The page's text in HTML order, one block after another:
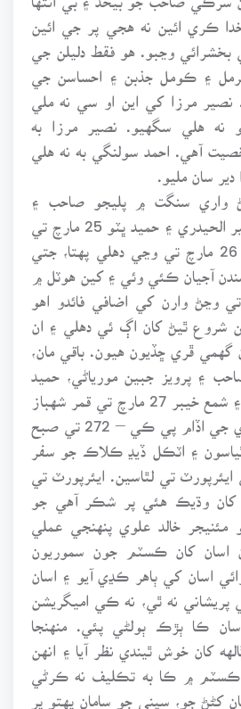
ڪري ائين نه هجي پر جي ائين
بخشرائي وڃبو. هو فقط دليلن جي
نرمل ۽ ڪومل جذبن ۽ احساسن جي
نصير مرزا کي اين او سي نه ملي
نه هلي سگهيو. نصير مرزا به
آهي. احمد سولنگي به نه هلي
سان مليو.
واري سنگت ۾ پليجو صاحب ۽
سندس گهرڀاتي، شمشير الحيدري ۽ حميد ڀٽو 25 مارچ تي
لاهور کان روانا ٿيا ۽ 26 مارچ تي وڃي دهلي پهتا، جتي
آجيان ڪئي وئي ۽ کين هوٽل ۾
وڃڻ وارن کي اضافي فائدو اهو
شروع ٿيڻ کان اڳ ئي دهلي ۽ ان
گهمي ڦري ڇڏيون هيون. باقي مان،
۽ پرويز جبين مورياڻي، حميد
سنڌي، شوڪت شورو ۽ شمع خيبر 27 مارچ تي قمر شهباز
۽ اٽڪل ڏيڍ ڪلاڪ جو سفر
تي لٿاسين. ايئرپورٽ تي
کان وڌيڪ هئي پر شڪر آهي جو
خالد علوي پنهنجي عملي
اسان کان ڪسٽم جون سموريون
اسان کي ٻاهر ڪڍي آيو ۽ اسان
نه ٿي، نه ڪي اميگريشن
ڪا ٻڙڪ ٻولڻي پئي. منهنجا
کان خوش ٿيندي نظر آيا ۽ انهن
ڪسٽم ۾ ڪا به تڪليف نه ڪرڻي
کڻڻ جو، سڀني جو سامان پهتو پر